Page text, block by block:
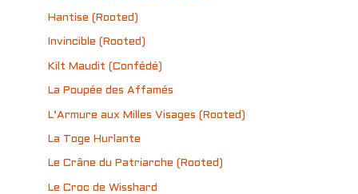
Hantise (Rooted)
Invincible (Rooted)
Kilt Maudit (Confédé)
La Poupée des Affamés
L’Armure aux Milles Visages (Rooted)
La Toge Hurlante
Le Crâne du Patriarche (Rooted)
Le Croc de Wisshard